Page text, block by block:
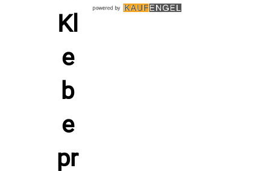
Abdichtung gegen Zugluft und Feuchtigkeit.
Einige Nutzer heben die hohe Flexibilität des Materials
Vor dem Aufkleben der Zellkautschuk Streifen sollte der
Untergrund absolut fettfrei, staubfrei, sauber, sowie
Materialien immer einen Test an Reststücken. So können
Zum Entfetten empfehlen wir unseren WEKEM WS 2000